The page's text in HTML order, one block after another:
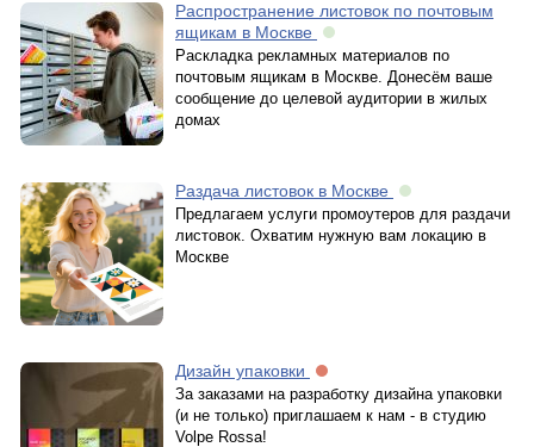
Распространение листовок по почтовым
ящикам в Москве
Раскладка рекламных материалов по
почтовым ящикам в Москве. Донесём ваше
сообщение до целевой аудитории в жилых
домах
Раздача листовок в Москве
Предлагаем услуги промоутеров для раздачи
листовок. Охватим нужную вам локацию в
Москве
Дизайн упаковки
За заказами на разработку дизайна упаковки
(и не только) приглашаем к нам - в студию
Volpe Rossa!